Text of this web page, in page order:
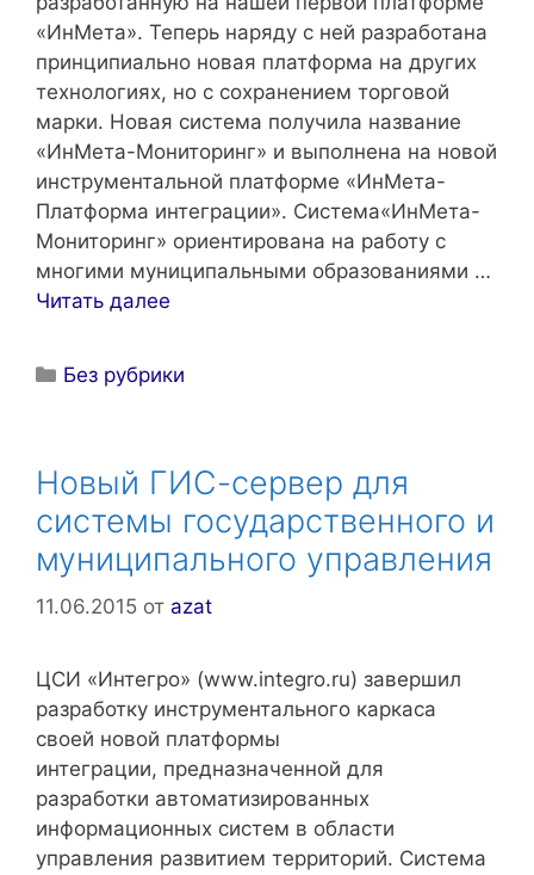
«ИнМета». Теперь наряду с ней разработана
принципиально новая платформа на других
технологиях, но с сохранением торговой
марки. Новая система получила название
«ИнМета-Мониторинг» и выполнена на новой
инструментальной платформе «ИнМета-
Платформа интеграции». Система«ИнМета-
Мониторинг» ориентирована на работу с
многими муниципальными образованиями …
Читать далее
Рубрики
Без рубрики
Новый ГИС-сервер для
системы государственного и
муниципального управления
11.06.2015 от azat
ЦСИ «Интегро» (www.integro.ru) завершил
разработку инструментального каркаса
своей новой платформы
интеграции, предназначенной для
разработки автоматизированных
информационных систем в области
управления развитием территорий. Система